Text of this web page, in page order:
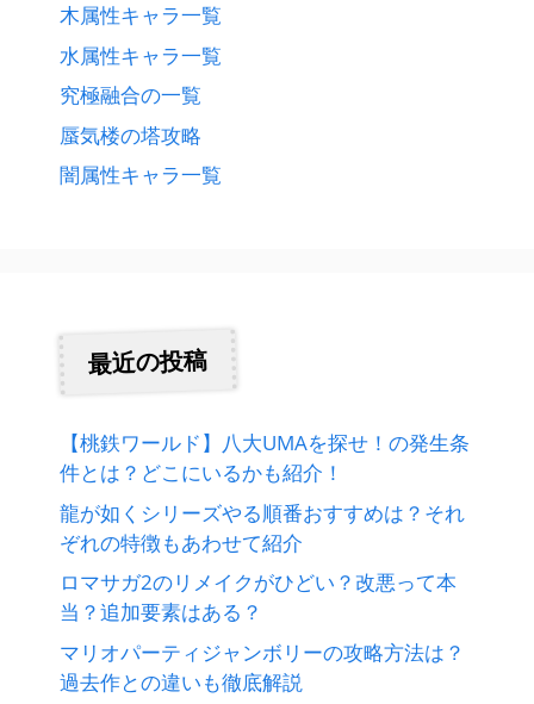
木属性キャラ一覧
水属性キャラ一覧
究極融合の一覧
蜃気楼の塔攻略
闇属性キャラ一覧
最近の投稿
【桃鉄ワールド】八大UMAを探せ！の発生条
件とは？どこにいるかも紹介！
龍が如くシリーズやる順番おすすめは？それ
ぞれの特徴もあわせて紹介
ロマサガ2のリメイクがひどい？改悪って本
当？追加要素はある？
マリオパーティジャンボリーの攻略方法は？
過去作との違いも徹底解説